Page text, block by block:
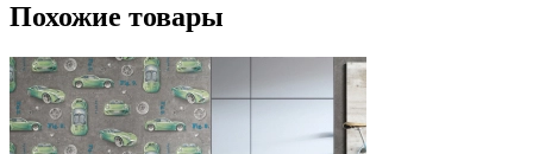
Похожие товары